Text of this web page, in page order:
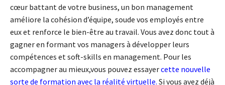
cœur battant de votre business, un bon management
améliore la cohésion d’équipe, soude vos employés entre
eux et renforce le bien-être au travail. Vous avez donc tout à
gagner en formant vos managers à développer leurs
compétences et soft-skills en management. Pour les
accompagner au mieux,vous pouvez essayercette nouvelle
sorte de formation avec la réalité virtuelle. Si vous avez déjà